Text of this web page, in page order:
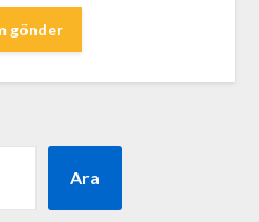
Ara